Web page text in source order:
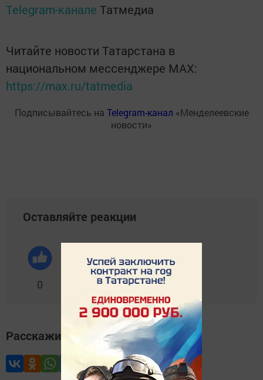
Telegram-канале Татмедиа
Читайте новости Татарстана в
национальном мессенджере MАХ:
https://max.ru/tatmedia
Подписывайтесь на Telegram-канал «Менделеевские
новости»
Оставляйте реакции
0 0 0
Расскажите друзьям